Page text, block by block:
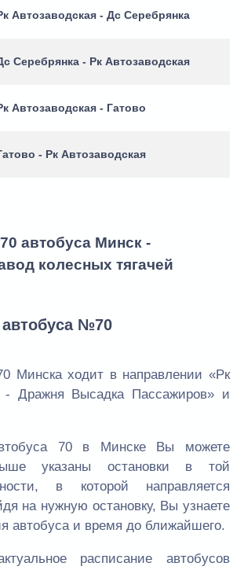
Автозаводская - Дс Серебрянка
Серебрянка - Рк Автозаводская
Автозаводская - Гатово
- Рк Автозаводская
автобуса Минск -
колесных тягачей
автобуса №70
Минска ходит в направлении «Рк
- Дражня Высадка Пассажиров» и
70 в Минске Вы можете
указаны остановки в той
в которой направляется
на нужную остановку, Вы узнаете
автобуса и время до ближайшего.
расписание автобусов